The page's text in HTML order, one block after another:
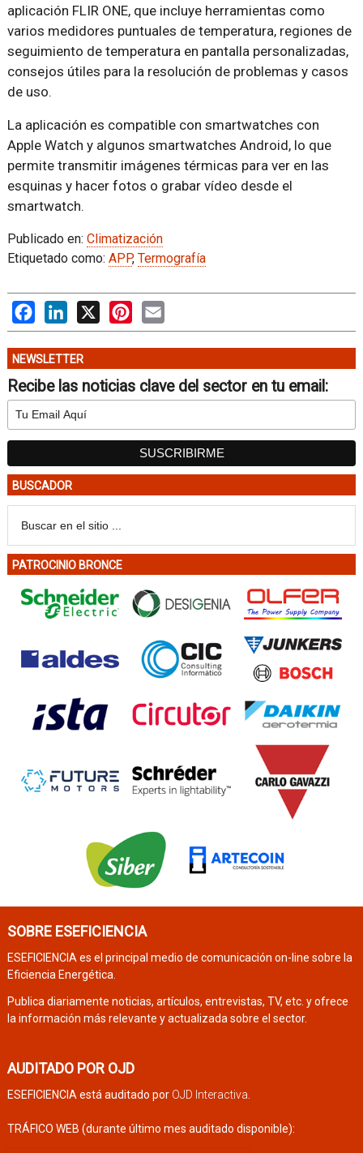
aplicación FLIR ONE, que incluye herramientas como
varios medidores puntuales de temperatura, regiones de
seguimiento de temperatura en pantalla personalizadas,
consejos útiles para la resolución de problemas y casos
de uso.
La aplicación es compatible con smartwatches con
Apple Watch y algunos smartwatches Android, lo que
permite transmitir imágenes térmicas para ver en las
esquinas y hacer fotos o grabar vídeo desde el
smartwatch.
Publicado en: Climatización
Etiquetado como: APP, Termografía
FacebookLinkedIn
X PinterestEmail
NEWSLETTER
Recibe las noticias clave del sector en tu email:
BUSCADOR
PATROCINIO BRONCE
SOBRE ESEFICIENCIA
ESEFICIENCIA es el principal medio de comunicación on-line sobre la
Eficiencia Energética.
Publica diariamente noticias, artículos, entrevistas, TV, etc. y ofrece
la información más relevante y actualizada sobre el sector.
AUDITADO POR OJD
ESEFICIENCIA está auditado por OJD Interactiva
TRÁFICO WEB (durante último mes auditado disponible):